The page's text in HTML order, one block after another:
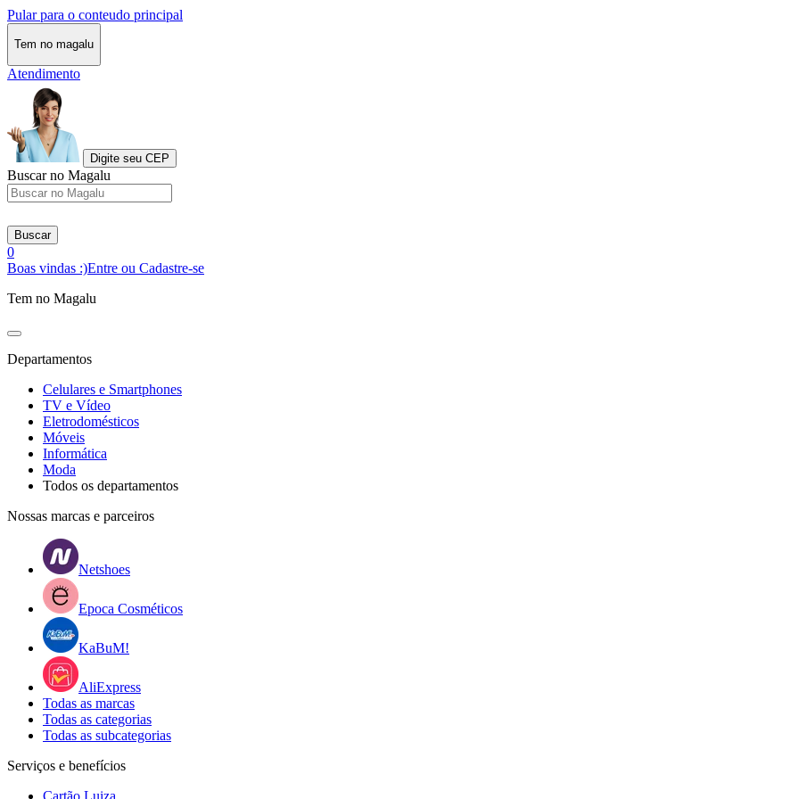
Pular para o conteudo principal
Tem no magalu
Atendimento
Digite seu CEP
Buscar no Magalu
Buscar
0
Boas vindas :)Entre ou Cadastre-se
Tem no Magalu
Departamentos
Celulares e Smartphones
TV e Vídeo
Eletrodomésticos
Móveis
Informática
Moda
Todos os departamentos
Nossas marcas e parceiros
Netshoes
Epoca Cosméticos
KaBuM!
AliExpress
Todas as marcas
Todas as categorias
Todas as subcategorias
Serviços e benefícios
Cartão Luiza